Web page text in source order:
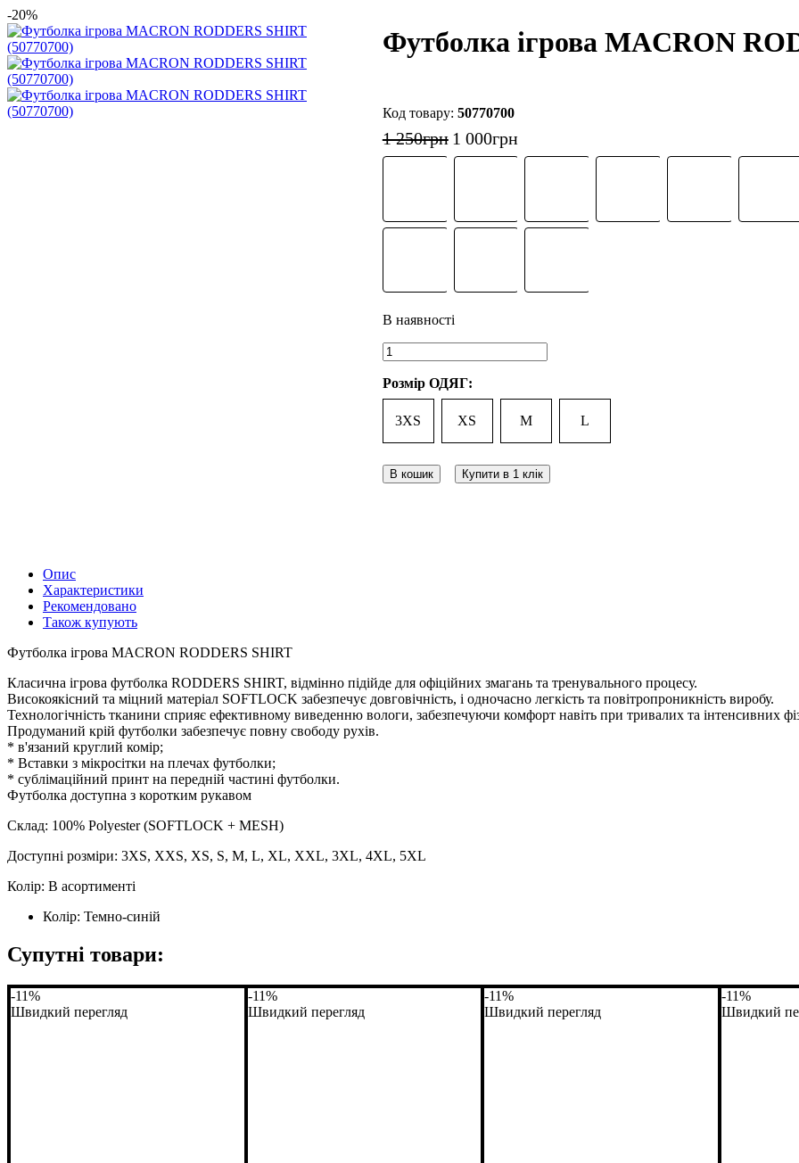
-20%
Футболка ігрова MACRON
50770700
1 250грн 1 000грн
Розмір ОДЯГ:
3XS XS M L
В кошик Купити в 1 клік
Опис
Характеристики
Рекомендовано
Також купують
Футболка ігрова MACRON RODDERS SHIRT
Класична ігрова футболка RODDERS SHIRT, відмінно підійде для офіційних змагань та тренувального процесу.
Високоякісний та міцний матеріал SOFTLOCK забезпечує довговічність, і одночасно легкість та повітропроникність виробу.
Технологічність тканини сприяє ефективному виведенню вологи, забезпечуючи комфорт навіть при тривалих та інтенсивних
Продуманий крій футболки забезпечує повну свободу рухів.
* в'язаний круглий комір;
* Вставки з мікросітки на плечах футболки;
* сублімаційний принт на передній частині футболки.
Футболка доступна з коротким рукавом
Склад: 100% Polyester (SOFTLOCK + MESH)
Доступні розміри: 3XS, XXS, XS, S, M, L, XL, XXL, 3XL, 4XL, 5XL
Колір: В асортименті
Колір: Темно-синій
Супутні товари:
-11%
Швидкий перегляд
-11%
Швидкий перегляд
-11%
Швидкий перегляд
-11%
Швидкий